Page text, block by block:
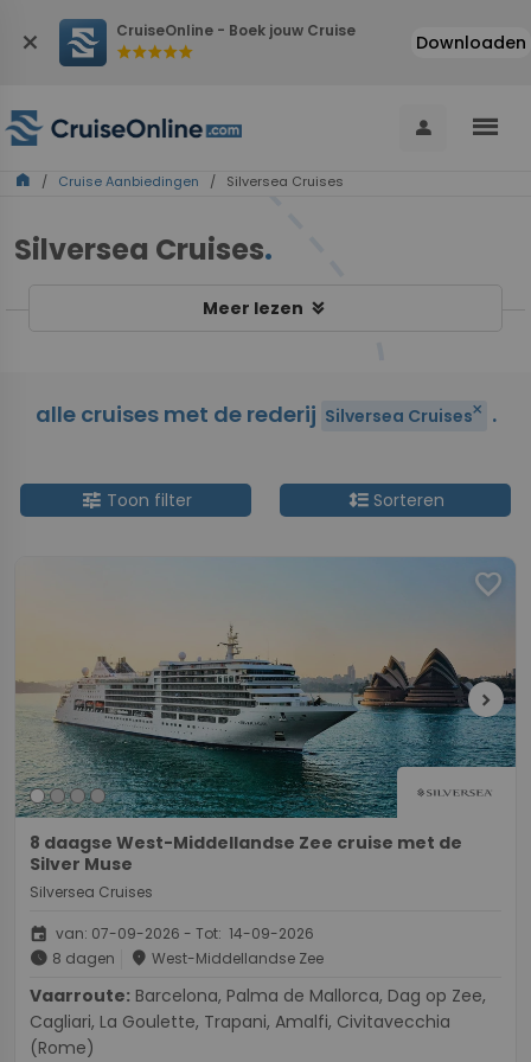
close CruiseOnline - Boek jouw Cruise
starstarstarstarstar Downloaden
person menu
home / Cruise Aanbiedingen / Silversea Cruises
Silversea Cruises.
Meer lezen keyboard_double_arrow_down
alle cruises met de rederij Silversea Cruisesclose .
tune Toon filter format_line_spacingSorteren
favorite
chevron_right
8 daagse West-Middellandse Zee cruise met de
Silver Muse
Silversea Cruises
event van: 07-09-2026 - Tot: 14-09-2026
schedule 8 dagen place West-Middellandse Zee
Vaarroute:
Cagliari, La Goulette, Trapani, Amalfi, Civitavecchia
(Rome)